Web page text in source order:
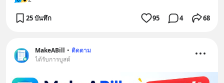
25 บันทึก 95 4 68
MakeABill • ติดตาม
ได้รับการบูสต์